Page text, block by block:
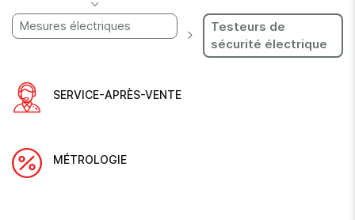
Mesures électriques
Testeurs de
sécurité électrique
SERVICE-APRÈS-VENTE
MÉTROLOGIE